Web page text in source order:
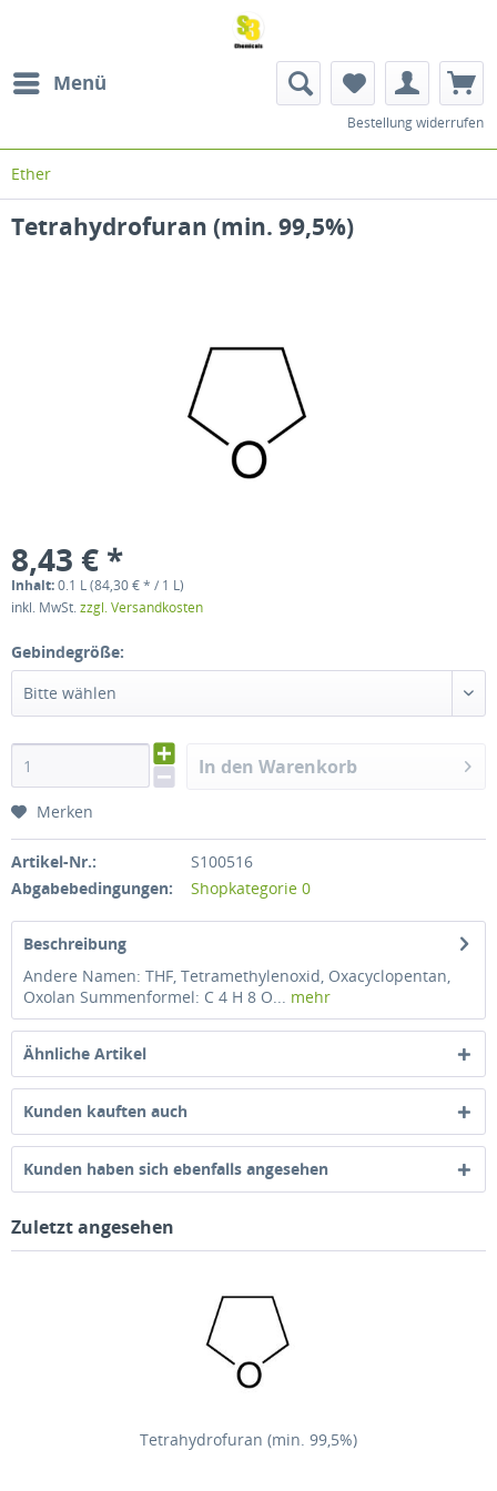
Menü
Bestellung widerrufen
Ether
Tetrahydrofuran (min. 99,5%)
8,43 € *
Inhalt:0.1 L (84,30 € * / 1 L)
inkl. MwSt.zzgl. Versandkosten
Gebindegröße:
Bitte wählen
In den Warenkorb
Merken
Artikel-Nr.:
S100516
Abgabebedingungen:
Shopkategorie 0
Beschreibung
Andere Namen: THF, Tetramethylenoxid, Oxacyclopentan,
Oxolan Summenformel: C 4 H 8 O... mehr
Ähnliche Artikel
Kunden kauften auch
Kunden haben sich ebenfalls angesehen
Zuletzt angesehen
Tetrahydrofuran (min. 99,5%)